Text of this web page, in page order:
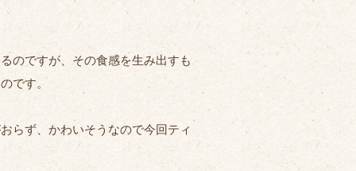
のですが、その食感を生み出すも
です。
らず、かわいそうなので今回ティ